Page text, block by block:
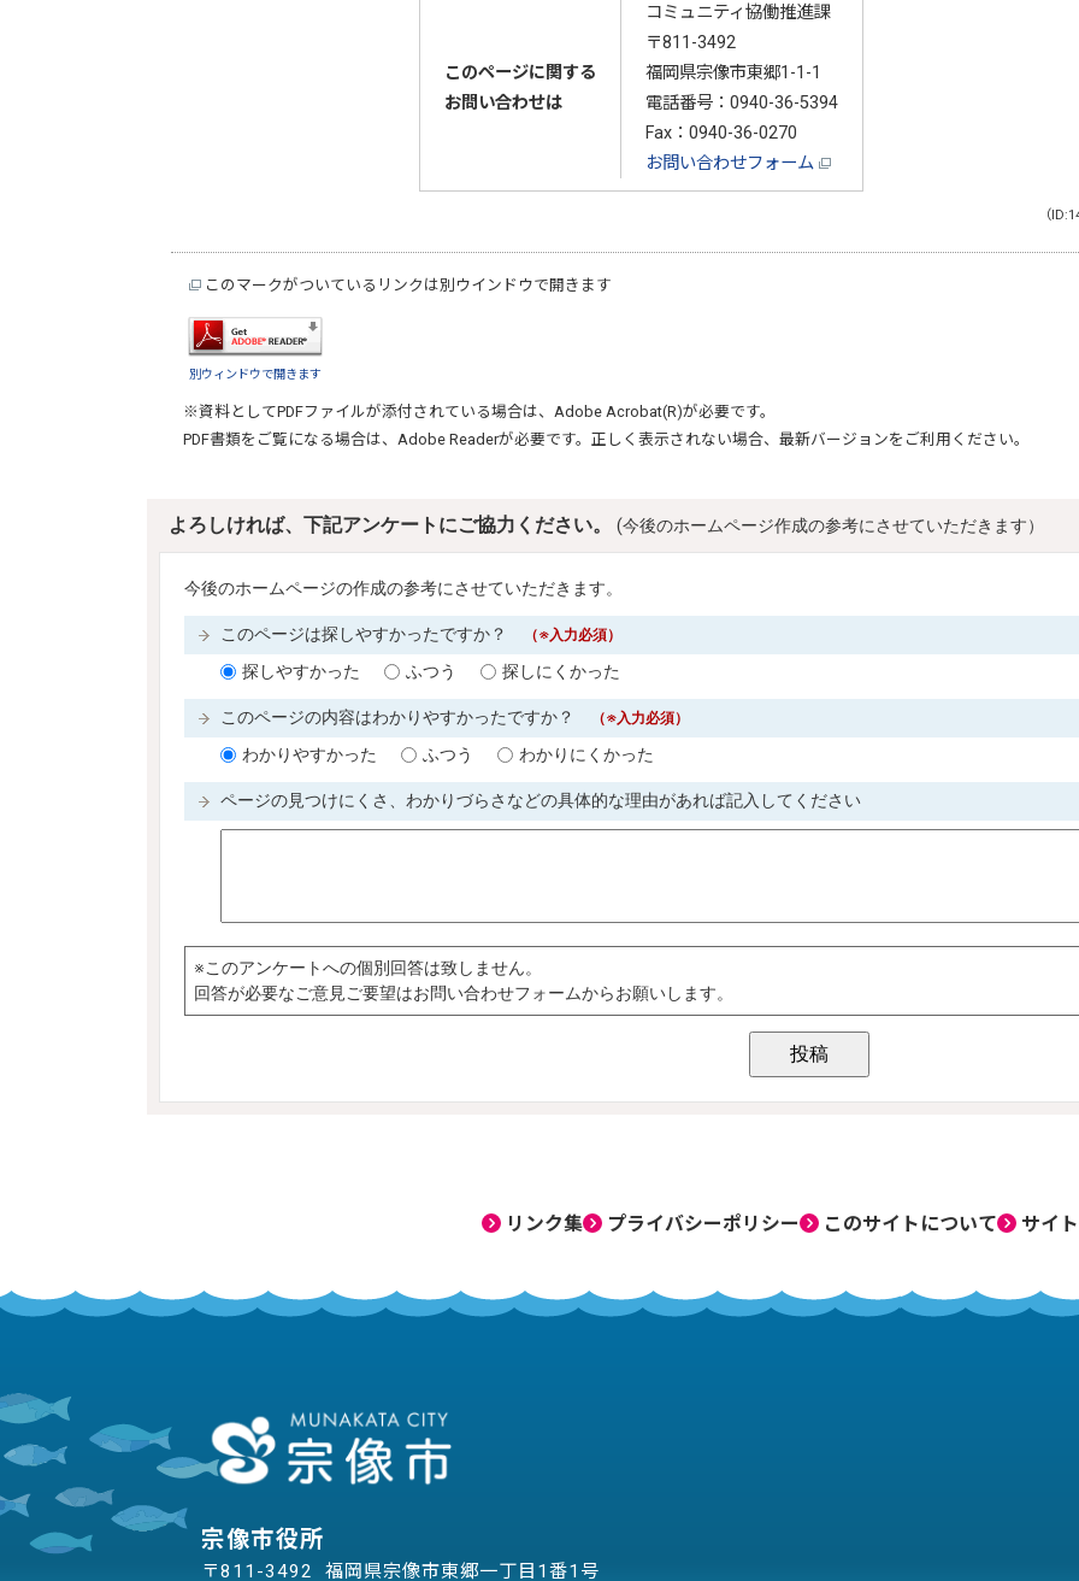
このページに関する
お問い合わせは
コミュニティ協働推進課
〒811-3492
福岡県宗像市東郷1-1-1
電話番号： 0940-36-5394
Fax：0940-36-0270
お問い合わせフォーム
（
このマークがついているリンクは別ウインドウで開きます
別ウィンドウで開きます
※資料としてPDFファイルが添付されている場合は、 Adobe Acrobat(R)が必要です。
PDF書類をご覧になる場合は、 Adobe Readerが必要です。正しく表示されない場合、最新バージョンをご利用ください。
リンク集 プライバシーポリシー このサイトについて サイ
宗像市役所
〒811-3492 福岡県宗像市東郷一丁目1番1号